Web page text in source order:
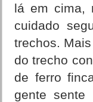
lá em cima,
cuidado
trechos.
do trecho
de ferro
gente sente